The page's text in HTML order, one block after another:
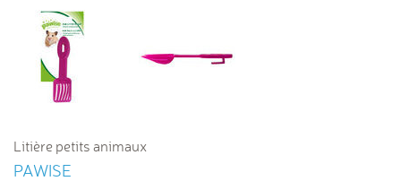
Litière petits animaux
PAWISE